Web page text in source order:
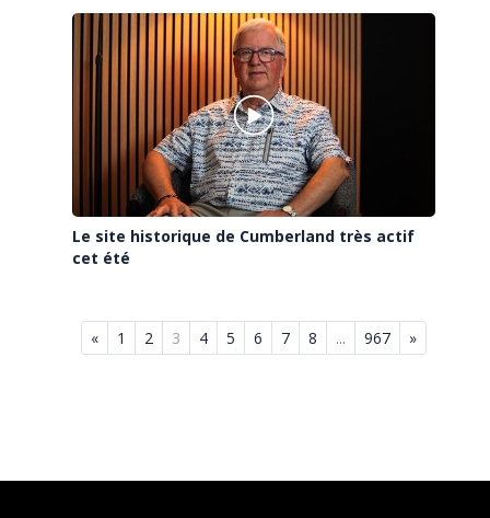
Le site historique de Cumberland très actif
cet été
« 1 2 3 4 5 6 7 8 ... 967 »